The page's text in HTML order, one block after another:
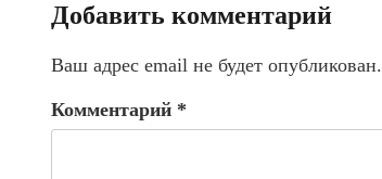
Добавить комментарий
Ваш адрес email не будет опубликован.
Комментарий *